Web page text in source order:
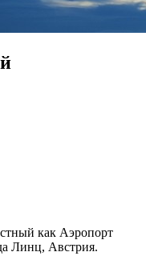
как Аэропорт
Линц, Австрия.